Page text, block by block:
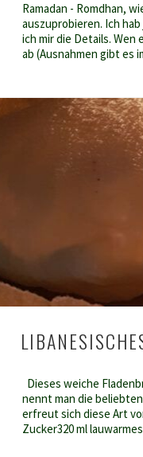
Ramadan - Romdhan,
auszuprobieren. Ich
ich mir die Details. Wen
ab (Ausnahmen gibt es
Dieses weiche
nennt man die
erfreut sich diese Art
Zucker320 ml